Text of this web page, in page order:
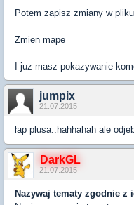
Potem zapisz zmiany w pliku
Zmien mape
I juz masz pokazywanie
jumpix
21.07.2015
łap plusa..hahhahah ale
DarkGL
21.07.2015
Nazywaj tematy zgodnie z